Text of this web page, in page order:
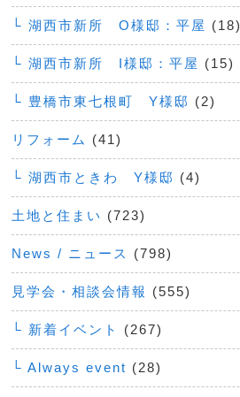
└ 湖西市新所 O様邸：平屋 (18)
└ 湖西市新所 I様邸：平屋 (15)
└ 豊橋市東七根町 Y様邸 (2)
リフォーム (41)
└ 湖西市ときわ Y様邸 (4)
土地と住まい (723)
News / ニュース (798)
見学会・相談会情報 (555)
└ 新着イベント (267)
└ Always event (28)